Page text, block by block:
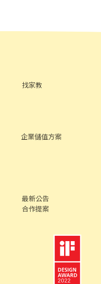
找家教
企業儲值方案
最新公告
合作提案